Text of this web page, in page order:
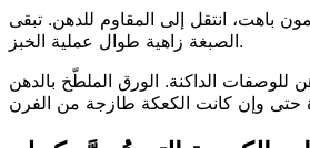
انتقل إلى المقاوم للدهن. تبقى
الصبغة زاهية طوال عملية الخبز.
الداكنة. الورق الملطّخ بالدهن